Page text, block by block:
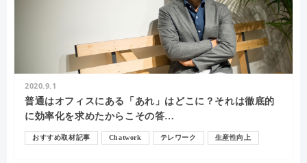
2020.9.1
普通はオフィスにある「あれ」はどこに？それは徹底的
に効率化を求めたからこその答…
おすすめ取材記事 Chatwork テレワーク 生産性向上